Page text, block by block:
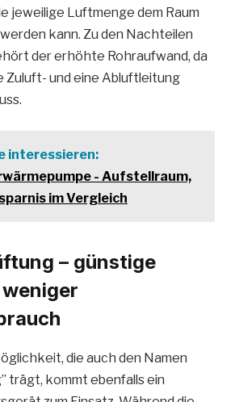
jeweilige Luftmenge dem Raum
kann. Zu den Nachteilen
der erhöhte Rohraufwand, da
Zuluft- und eine Abluftleitung
interessieren:
- Aufstellraum,
im Vergleich
– günstige
die auch den Namen
trägt, kommt ebenfalls ein